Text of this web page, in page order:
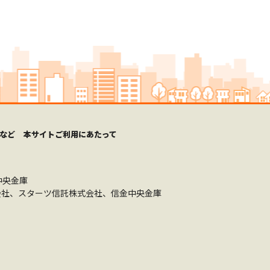
ど 本サイトご利用にあたって
金庫
スターツ信託株式会社、信金中央金庫